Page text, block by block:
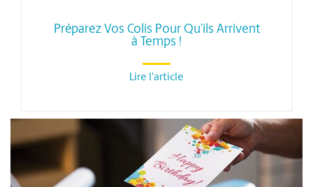
Préparez Vos Colis Pour Qu’ils Arrivent
à Temps !
Lire l'article